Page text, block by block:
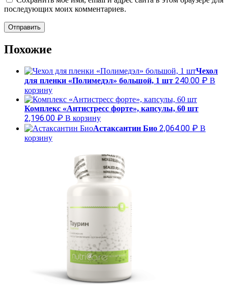
последующих моих комментариев.
Похожие
Чехол
для пленки «Полимедэл» большой, 1 шт 240.00 ₽ В
корзину
Комплекс «Антистресс форте», капсулы, 60 шт
2,196.00 ₽ В корзину
Астаксантин Био 2,064.00 ₽ В
корзину